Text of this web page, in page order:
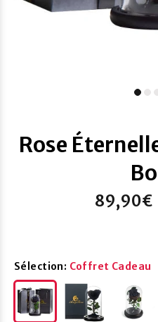
Rose
89,90€
Sélection: Coffret Cadeau